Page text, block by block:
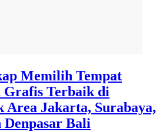
Memilih Tempat
Grafis Terbaik di
Area Jakarta, Surabaya,
Denpasar Bali